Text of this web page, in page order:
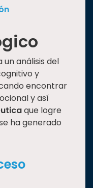
un análisis del
y
encontrar
y así
que logre
ha generado